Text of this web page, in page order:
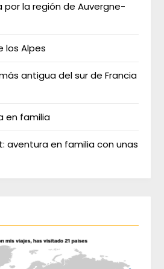
por la región de Auvergne-
los Alpes
antigua del sur de Francia
en familia
aventura en familia con unas